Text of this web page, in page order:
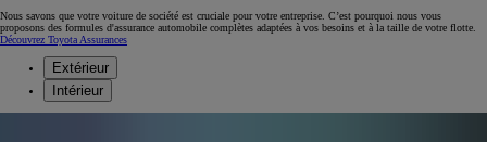
Nous savons que votre voiture de société est cruciale pour votre entreprise. C’est pourquoi nous vous
proposons des formules d'assurance automobile complètes adaptées à vos besoins et à la taille de votre flotte.
Découvrez Toyota Assurances
Extérieur
Intérieur